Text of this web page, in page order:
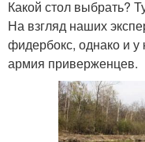
Какой стол выбрать?
На взгляд наших
фидербокс, однако и у
армия приверженцев.